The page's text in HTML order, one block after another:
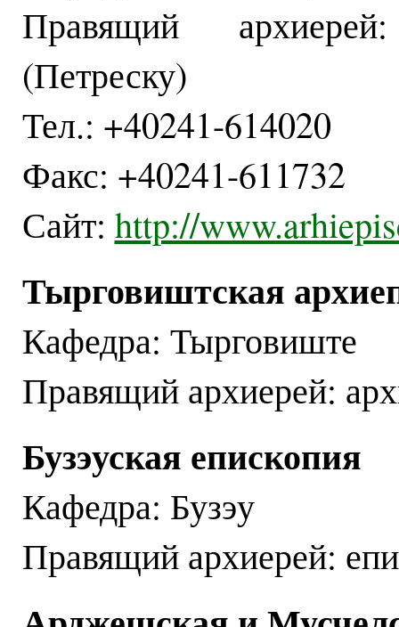
Правящий
(Петреску)
Тел.: +40241-614020
Факс: +40241-611732
Сайт: http://
Тырговиштская
Кафедра: Тырговиште
Правящий архиерей:
Бузэуская епископия
Кафедра: Бузэу
Правящий архиерей: